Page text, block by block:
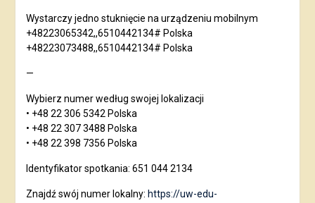
Wystarczy jedno stuknięcie na urządzeniu mobilnym
+48223065342,,6510442134# Polska
+48223073488,,6510442134# Polska
—
Wybierz numer według swojej lokalizacji
• +48 22 306 5342 Polska
• +48 22 307 3488 Polska
• +48 22 398 7356 Polska
Identyfikator spotkania: 651 044 2134
Znajdź swój numer lokalny: https://uw-edu-